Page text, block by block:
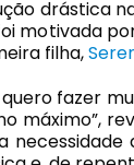
drástica
motivada
filha,
quero fazer
máximo”,
necessidade